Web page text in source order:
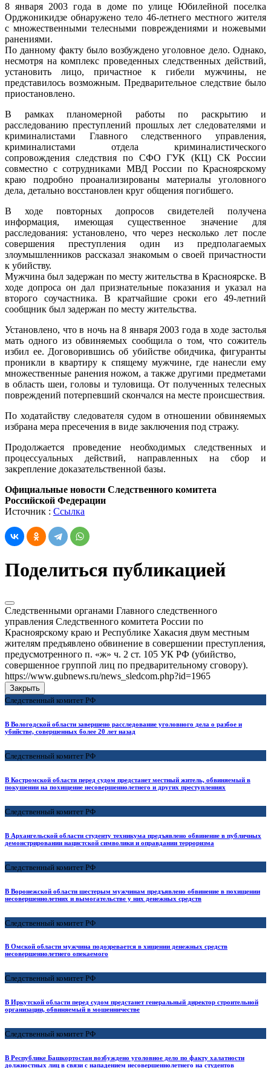
8 января 2003 года в доме по улице Юбилейной поселка
Орджоникидзе обнаружено тело 46-летнего местного жителя
с множественными телесными повреждениями и ножевыми
ранениями.
По данному факту было возбуждено уголовное дело. Однако,
несмотря на комплекс проведенных следственных действий,
установить лицо, причастное к гибели мужчины, не
представилось возможным. Предварительное следствие было
приостановлено.
В рамках планомерной работы по раскрытию и
расследованию преступлений прошлых лет следователями и
криминалистами Главного следственного управления,
криминалистами отдела криминалистического
сопровождения следствия поСФО ГУК (КЦ) СК России
совместно с сотрудниками МВД России по Красноярскому
краю подробно проанализированы материалы уголовного
дела, детально восстановлен круг общения погибшего.
В ходе повторных допросов свидетелей получена
информация, имеющая существенное значение для
расследования: установлено, что через несколько лет после
совершения преступления один из предполагаемых
злоумышленников рассказал знакомым о своей причастности
к убийству.
Мужчина был задержан по месту жительства в Красноярске. В
ходе допроса он дал признательные показания и указал на
второго соучастника. В кратчайшие сроки его 49-летний
сообщник был задержан по месту жительства.
Установлено, что в ночь на 8 января 2003 года в ходе застолья
мать одного из обвиняемых сообщила о том, что сожитель
избил ее. Договорившись об убийстве обидчика, фигуранты
проникли в квартиру к спящему мужчине, где нанесли ему
множественные ранения ножом, а также другими предметами
в область шеи, головы и туловища. От полученных телесных
повреждений потерпевший скончался на месте происшествия.
По ходатайству следователя судом в отношении обвиняемых
избрана мера пресечения в виде заключения под стражу.
Продолжается проведение необходимых следственных и
процессуальных действий, направленных на сбор и
закрепление доказательственной базы.
Официальные новости Следственного комитета
Российской Федерации
Источник : Ссылка
Поделиться публикацией
Следственными органами Главного следственного
управления Следственного комитета России по
Красноярскому краю и Республике Хакасия двум местным
жителям предъявлено обвинение в совершении преступления,
предусмотренного п. «ж» ч. 2 ст. 105 УК РФ (убийство,
совершенное группой лиц по предварительному сговору).
https://www.gubnews.ru/news_sledcom.php?id=1965
Закрыть
Следственный комитет РФ
В Вологодской области завершено расследование уголовного дела о разбое и
убийстве, совершенных более 20 лет назад
Следственный комитет РФ
В Костромской области перед судом предстанет местный житель, обвиняемый в
покушении на похищение несовершеннолетнего и других преступлениях
Следственный комитет РФ
В Архангельской области студенту техникума предъявлено обвинение в публичных
демонстрировании нацистской символики и оправдании терроризма
Следственный комитет РФ
В Воронежской области шестерым мужчинам предъявлено обвинение в похищении
несовершеннолетних и вымогательстве у них денежных средств
Следственный комитет РФ
В Омской области мужчина подозревается в хищении денежных средств
несовершеннолетнего опекаемого
Следственный комитет РФ
В Иркутской области перед судом предстанет генеральный директор строительной
организации, обвиняемый в мошенничестве
Следственный комитет РФ
В Республике Башкортостан возбуждено уголовное дело по факту халатности
должностных лиц в связи с нападением несовершеннолетнего на студентов